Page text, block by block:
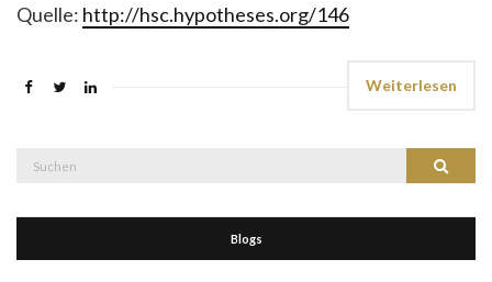
Quelle: http://hsc.hypotheses.org/146
Weiterlesen
Suchen
Blogs